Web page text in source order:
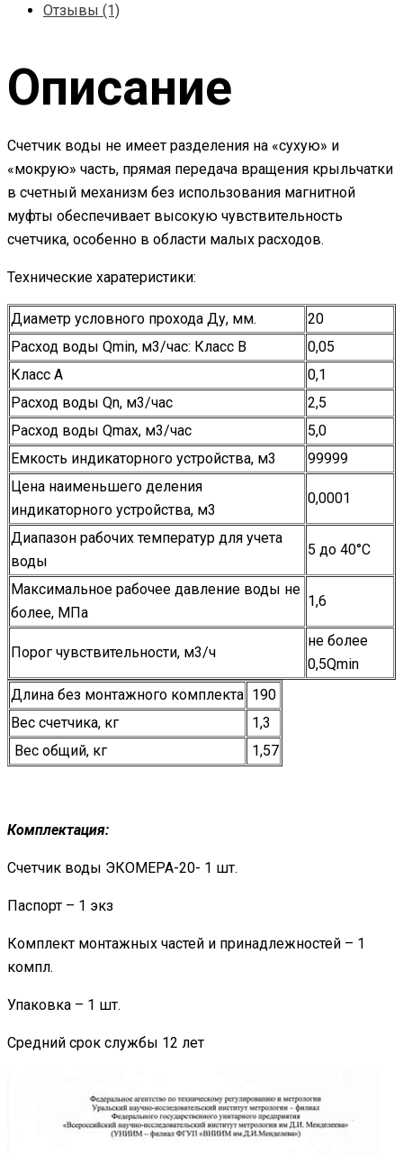
Отзывы (1)
Описание
Счетчик воды не имеет разделения на «сухую» и
«мокрую» часть, прямая передача вращения крыльчатки
в счетный механизм без использования магнитной
муфты обеспечивает высокую чувствительность
счетчика, особенно в области малых расходов.
Технические харатеристики:
Диаметр условного прохода Ду, мм.
20
Расход воды Qmin, м3/час: Класс В
0,05
Класс А
0,1
Расход воды Qn, м3/час
2,5
Расход воды Qmax, м3/час
5,0
Емкость индикаторного устройства, м3
99999
Цена наименьшего деления
индикаторного устройства, м3
0,0001
Диапазон рабочих температур для учета
воды
5 до 40°С
Максимальное рабочее давление воды не
более, МПа
1,6
Порог чувствительности, м3/ч
не более
0,5Qmin
Длина без монтажного комплекта 190
Вес счетчика, кг
1,3
Вес общий, кг
1,57
Комплектация:
Счетчик воды ЭКОМЕРА-20- 1 шт.
Паспорт – 1 экз
Комплект монтажных частей и принадлежностей – 1
компл.
Упаковка – 1 шт.
Средний срок службы 12 лет